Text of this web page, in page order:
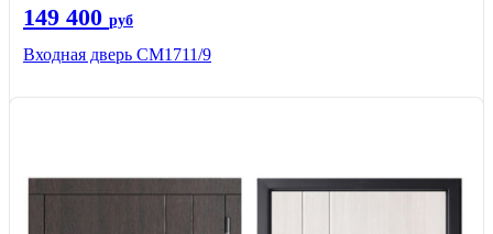
149 400 руб
Входная дверь CМ1711/9